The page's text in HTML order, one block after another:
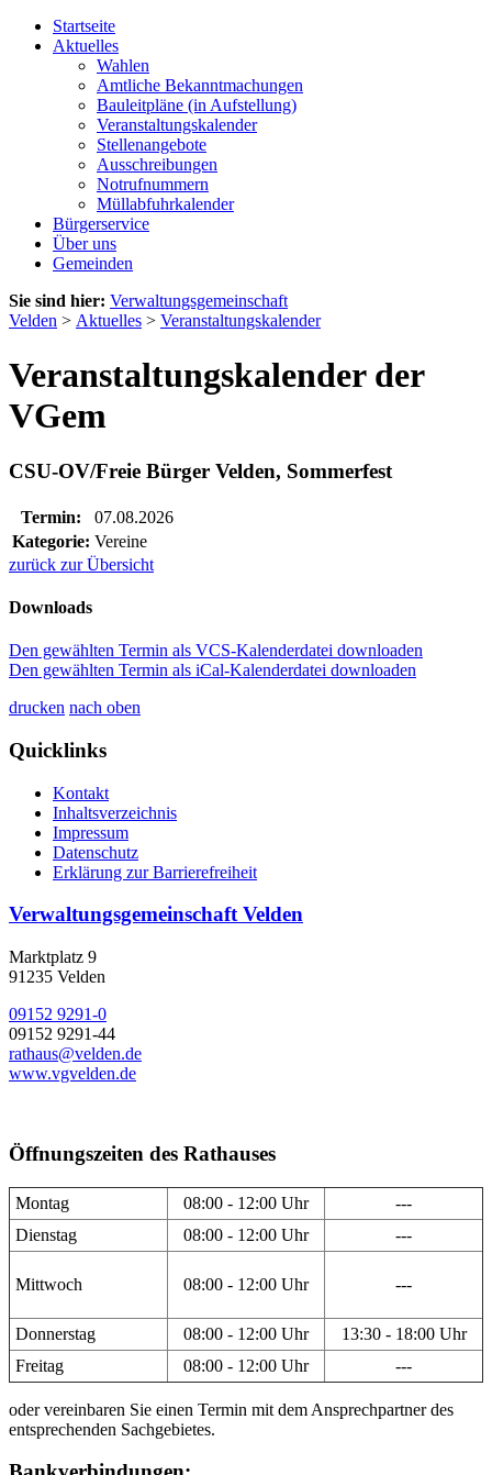
Startseite
Aktuelles
Wahlen
Amtliche Bekanntmachungen
Bauleitpläne (in Aufstellung)
Veranstaltungskalender
Stellenangebote
Ausschreibungen
Notrufnummern
Müllabfuhrkalender
Bürgerservice
Über uns
Gemeinden
Sie sind hier: Verwaltungsgemeinschaft
Velden > Aktuelles > Veranstaltungskalender
Veranstaltungskalender der
VGem
CSU-OV/Freie Bürger Velden, Sommerfest
Termin:
07.08.2026
Kategorie: Vereine
zurück zur Übersicht
Downloads
Den gewählten Termin als VCS-Kalenderdatei downloaden
Den gewählten Termin als iCal-Kalenderdatei downloaden
drucken nach oben
Quicklinks
Kontakt
Inhaltsverzeichnis
Impressum
Datenschutz
Erklärung zur Barrierefreiheit
Verwaltungsgemeinschaft Velden
Marktplatz 9
91235 Velden
09152 9291-0
09152 9291-44
rathaus@velden.de
www.vgvelden.de
Öffnungszeiten des Rathauses
Montag 08:00 - 12:00 Uhr
---
Dienstag
08:00 - 12:00 Uhr ---
Mittwoch 08:00 - 12:00 Uhr ---
Donnerstag 08:00 - 12:00 Uhr
13:30 - 18:00 Uhr
Freitag
08:00 - 12:00 Uhr ---
oder vereinbaren Sie einen Termin mit dem Ansprechpartner des
entsprechenden Sachgebietes.